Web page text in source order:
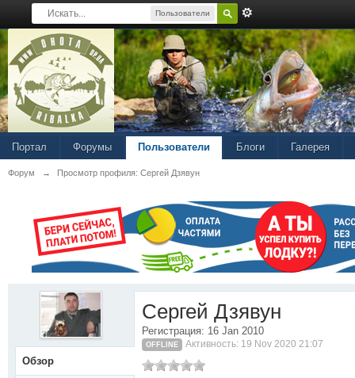
Пользователи
Портал Форумы Пользователи Блоги Галерея
Форум → Просмотр профиля: Сергей Дзявун
Обзор
Сергей Дзявун
Регистрация: 16 Jan 2010
OFFLINE Активность: 19 Nov 2020 21:07